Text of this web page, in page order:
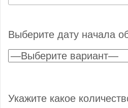
Выберите дату начала
Укажите какое